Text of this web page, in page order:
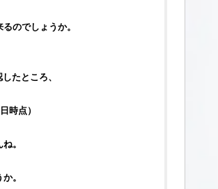
のでしょうか。
たところ、
時点）
。
。